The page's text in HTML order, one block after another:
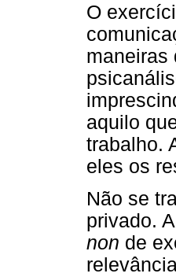
O
maneiras
aquilo
trabalho.
eles os
Não se
privado.
non de